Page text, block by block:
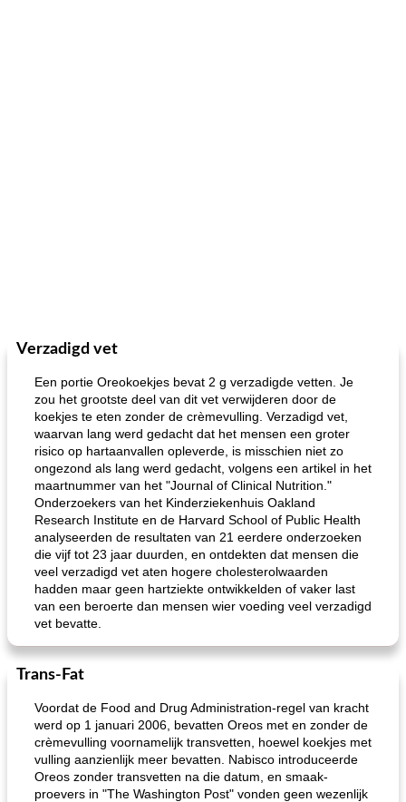
Verzadigd vet
Een portie Oreokoekjes bevat 2 g verzadigde vetten. Je
zou het grootste deel van dit vet verwijderen door de
koekjes te eten zonder de crèmevulling. Verzadigd vet,
waarvan lang werd gedacht dat het mensen een groter
risico op hartaanvallen opleverde, is misschien niet zo
ongezond als lang werd gedacht, volgens een artikel in het
maartnummer van het "Journal of Clinical Nutrition."
Onderzoekers van het Kinderziekenhuis Oakland
Research Institute en de Harvard School of Public Health
analyseerden de resultaten van 21 eerdere onderzoeken
die vijf tot 23 jaar duurden, en ontdekten dat mensen die
veel verzadigd vet aten hogere cholesterolwaarden
hadden maar geen hartziekte ontwikkelden of vaker last
van een beroerte dan mensen wier voeding veel verzadigd
vet bevatte.
Trans-Fat
Voordat de Food and Drug Administration-regel van kracht
werd op 1 januari 2006, bevatten Oreos met en zonder de
crèmevulling voornamelijk transvetten, hoewel koekjes met
vulling aanzienlijk meer bevatten. Nabisco introduceerde
Oreos zonder transvetten na die datum, en smaak-
proevers in "The Washington Post" vonden geen wezenlijk